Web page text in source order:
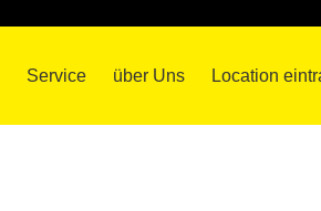
Service über Uns Location